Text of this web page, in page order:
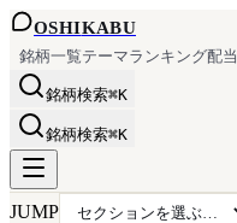
OSHIKABU
銘柄一覧テーマランキング配当
銘柄検索⌘K
銘柄検索⌘K
JUMP